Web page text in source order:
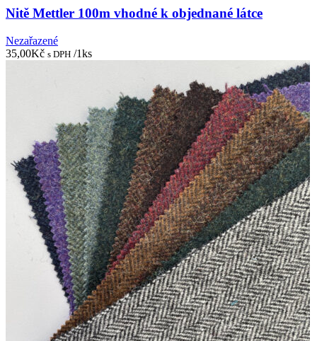
Nitě Mettler 100m vhodné k objednané látce
Nezařazené
35,00Kč s DPH /1ks